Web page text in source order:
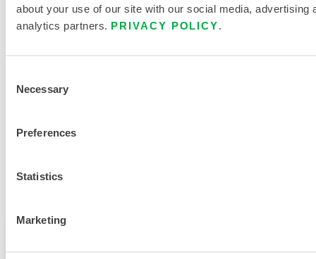
about your use of our site with our social media, advertising
analytics partners. PRIVACY POLICY.
Selection
Necessary
Preferences
Statistics
Marketing
VERWANDTE DOKUMENTE
GRÖSSENTABELLE FÜR E
Verfügbar in diesen Verkaufsregionen: SÜDAMERIKA,